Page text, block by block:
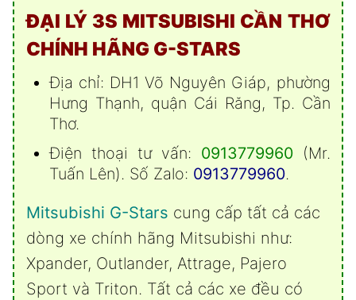
ĐẠI LÝ 3S MITSUBISHI CẦN THƠ
CHÍNH HÃNG G-STARS
Địa chỉ: DH1 Võ Nguyên Giáp, phường
Hưng Thạnh, quận Cái Răng, Tp. Cần
Thơ.
Điện thoại tư vấn: 0913779960(Mr.
Tuấn Lên). Số Zalo: 0913779960.
Mitsubishi G-Stars cung cấp tất cả các
dòng xe chính hãng Mitsubishi như:
Xpander, Outlander, Attrage, Pajero
Sport và Triton. Tất cả các xe đều có